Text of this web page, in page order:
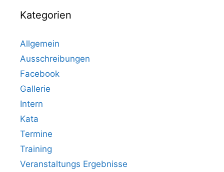
Kategorien
Allgemein
Ausschreibungen
Facebook
Gallerie
Intern
Kata
Termine
Training
Veranstaltungs Ergebnisse